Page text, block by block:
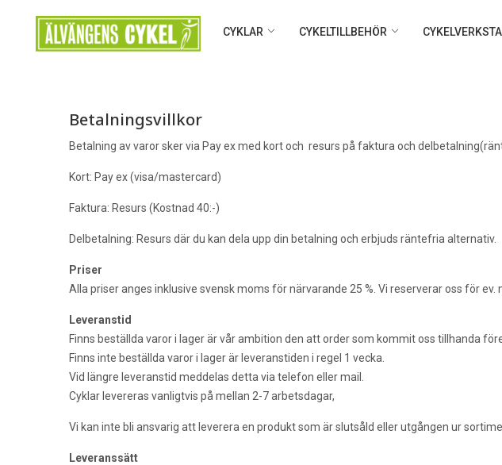
CYKLAR CYKELTILLBEHÖR
Betalningsvillkor
Betalning av varor sker via Pay ex med kort och resurs på faktura och
Kort: Pay ex (visa/mastercard)
Faktura: Resurs (Kostnad 40:-)
Delbetalning: Resurs där du kan dela upp din betalning och erbjuds räntefria alternativ.
Priser
Alla priser anges inklusive svensk moms för närvarande 25 %. Vi reserverar oss för
Leveranstid
Finns beställda varor i lager är vår ambition den att order som kommit oss tillhanda
Finns inte beställda varor i lager är leveranstiden i regel 1 vecka.
Vid längre leveranstid meddelas detta via telefon eller mail.
Cyklar levereras vanligtvis på mellan 2-7 arbetsdagar,
Vi kan inte bli ansvarig att leverera en produkt som är slutsåld eller utgången ur
Leveranssätt